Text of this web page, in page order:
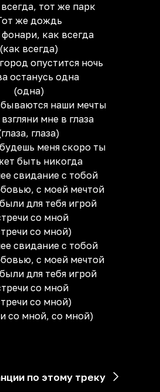
тот же парк
же дождь
фонари, как всегда
(как всегда)
опустится ночь
останусь одна
(одна)
наши мечты
мне в глаза
глаза)
меня скоро ты
быть никогда
свидание с тобой
с моей мечтой
для тебя игрой
со мной
со мной)
свидание с тобой
с моей мечтой
для тебя игрой
со мной
со мной)
со мной, со мной)
по этому треку